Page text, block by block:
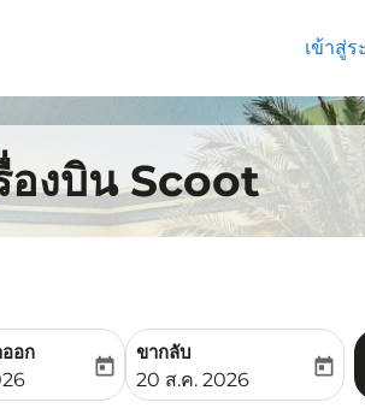
เข้าสู่ร
องบิน Scoot
อก
departure-date-aria-label
today
ขากลับ
fc-booking-return-date-
20 ส.ค. 2026
today